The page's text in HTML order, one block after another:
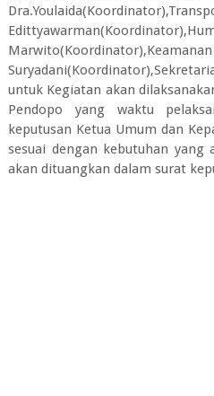
untuk Kegiatan akan
Pendopo yang waktu
keputusan Ketua Umum dan
sesuai dengan kebutuhan yang
akan dituangkan dalam surat